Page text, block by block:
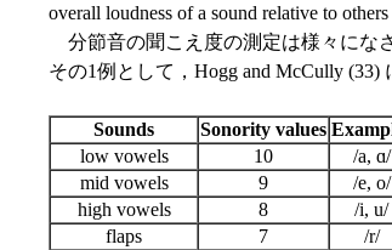
overall loudness of a sound relative to
分節音の聞こえ度の測定は様々にな
その1例として，Hogg and McCully (33)
Sounds Sonority values
low vowels
10
/a, ɑ/
mid vowels
9
/e, o/
high vowels
8
/i, u/
flaps
7
/r/